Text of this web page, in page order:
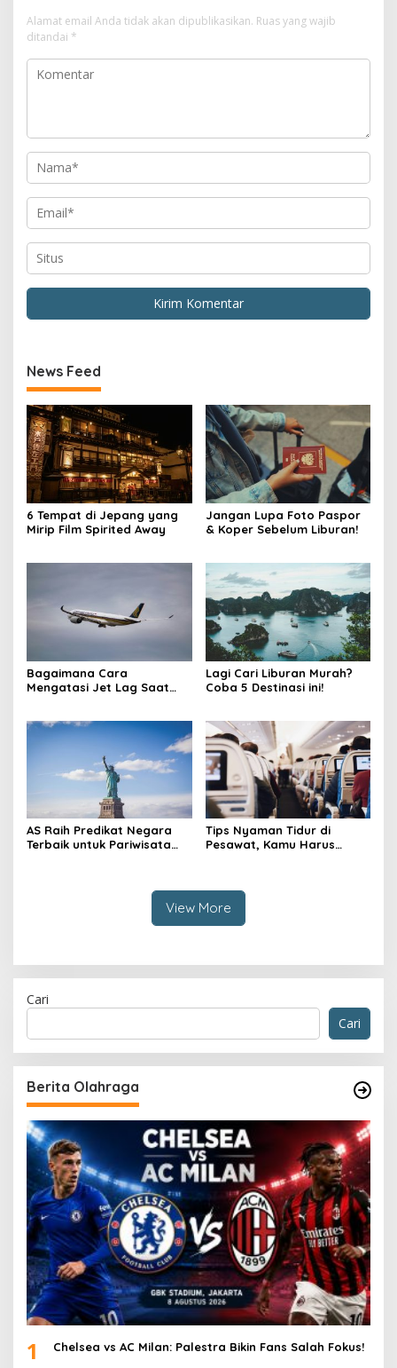
Alamat email Anda tidak akan dipublikasikan. Ruas yang wajib
ditandai *
News Feed
6 Tempat di Jepang yang
Mirip Film Spirited Away
Jangan Lupa Foto Paspor
& Koper Sebelum Liburan!
Bagaimana Cara
Mengatasi Jet Lag Saat
Lagi Cari Liburan Murah?
Coba 5 Destinasi ini!
AS Raih Predikat Negara
Terbaik untuk Pariwisata
Tips Nyaman Tidur di
Pesawat, Kamu Harus
View More
Cari
Cari
Berita Olahraga
1 Chelsea vs AC Milan: Palestra Bikin Fans Salah Fokus!